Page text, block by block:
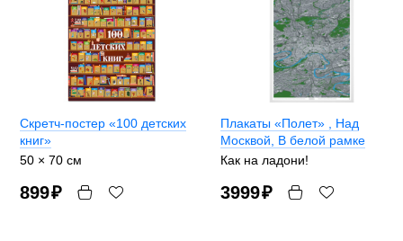
Скретч-постер «100 детских
книг»
50 × 70 см
899₽
Плакаты «Полет»
, Над
Москвой, В белой рамке
Как на ладони!
3999₽